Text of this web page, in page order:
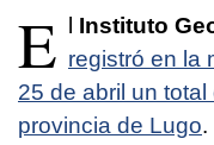
E Instituto
registró en la
25 de abril un
provincia de Lugo.